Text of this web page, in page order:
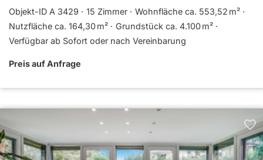
Objekt-ID A 3429 15 Zimmer
Wohnfläche ca. 553,52 m²
Nutzfläche ca. 164,30 m²
Grund­stück ca. 4.100 m²
Verfügbar ab Sofort oder nach Vereinbarung
Preis auf Anfrage